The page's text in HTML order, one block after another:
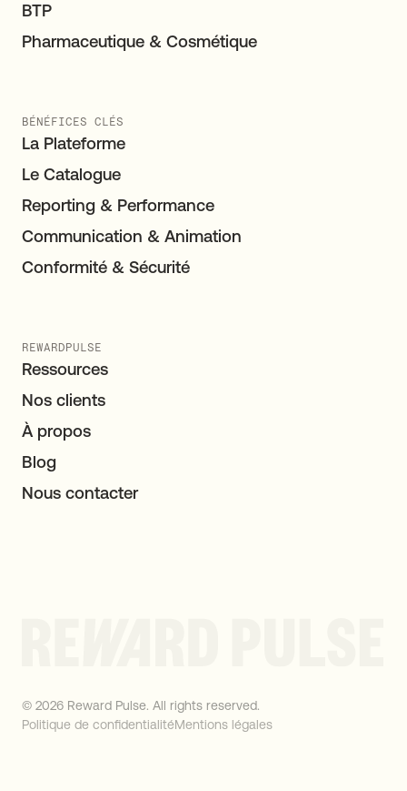
BTP
Pharmaceutique & Cosmétique
BÉNÉFICES CLÉS
La Plateforme
Le Catalogue
Reporting & Performance
Communication & Animation
Conformité & Sécurité
REWARDPULSE
Ressources
Nos clients
À propos
Blog
Nous contacter
© 2026 Reward Pulse. All rights reserved.
Politique de confidentialitéMentions légales